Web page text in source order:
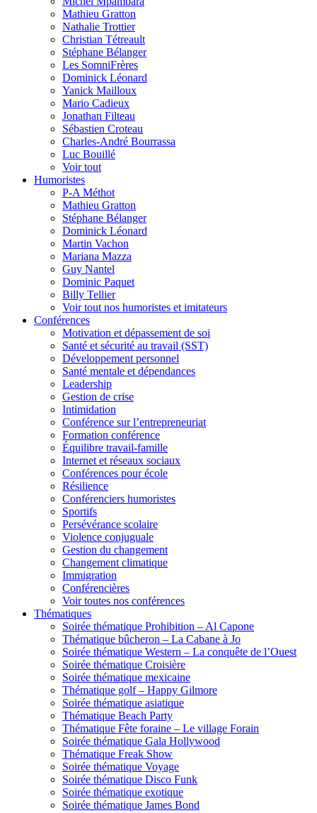
Mathieu Gratton
Nathalie Trottier
Christian Tétreault
Stéphane Bélanger
Les SomniFrères
Dominick Léonard
Yanick Mailloux
Mario Cadieux
Jonathan Filteau
Sébastien Croteau
Charles-André Bourrassa
Luc Bouillé
Voir tout
Humoristes
P-A Méthot
Mathieu Gratton
Stéphane Bélanger
Dominick Léonard
Martin Vachon
Mariana Mazza
Guy Nantel
Dominic Paquet
Billy Tellier
Voir tout nos humoristes et imitateurs
Conférences
Motivation et dépassement de soi
Santé et sécurité au travail (SST)
Développement personnel
Santé mentale et dépendances
Leadership
Gestion de crise
Intimidation
Conférence sur l’entrepreneuriat
Formation conférence
Équilibre travail-famille
Internet et réseaux sociaux
Conférences pour école
Résilience
Conférenciers humoristes
Sportifs
Persévérance scolaire
Violence conjuguale
Gestion du changement
Changement climatique
Immigration
Conférencières
Voir toutes nos conférences
Thématiques
Soirée thématique Prohibition – Al Capone
Thématique bûcheron – La Cabane à Jo
Soirée thématique Western – La conquête de l’Ouest
Soirée thématique Croisière
Soirée thématique mexicaine
Thématique golf – Happy Gilmore
Soirée thématique asiatique
Thématique Beach Party
Thématique Fête foraine – Le village Forain
Soirée thématique Gala Hollywood
Thématique Freak Show
Soirée thématique Voyage
Soirée thématique Disco Funk
Soirée thématique exotique
Soirée thématique James Bond